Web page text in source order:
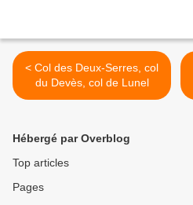
< Col des Deux-Serres, col
du Devès, col de Lunel
Hébergé par Overblog
Top articles
Pages